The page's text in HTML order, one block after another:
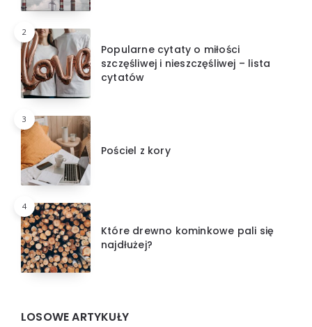
2
Popularne cytaty o miłości
szczęśliwej i nieszczęśliwej – lista
cytatów
3
Pościel z kory
4
Które drewno kominkowe pali się
najdłużej?
LOSOWE ARTYKUŁY